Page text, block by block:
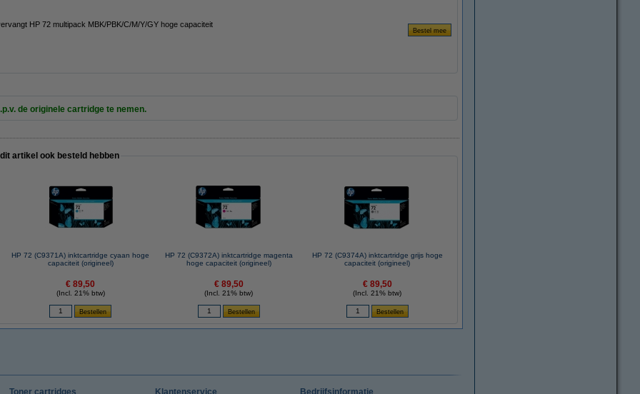
HP 72 multipack MBK/PBK/C/M/Y/GY hoge capaciteit
de originele cartridge te nemen.
artikel ook besteld hebben
HP 72 (C9371A) inktcartridge cyaan hoge
capaciteit (origineel)
€ 89,50
(Incl. 21% btw)
HP 72 (C9372A) inktcartridge magenta
hoge capaciteit (origineel)
€ 89,50
(Incl. 21% btw)
HP 72 (C9374A) inktcartridge grijs hoge
capaciteit (origineel)
€ 89,50
(Incl. 21% btw)
Toner cartridges
Klantenservice
Bedrijfsinformatie